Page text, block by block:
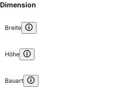
Dimension
Breite
Höhe
Bauart